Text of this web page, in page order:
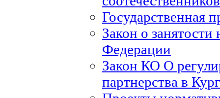
Государственная
Закон о занятости
Федерации
Закон КО О
партнерства в